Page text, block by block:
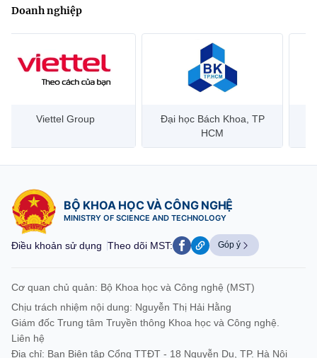
Doanh nghiệp
Đại học Bách Khoa, TP
Bưu điện Việt Nam –
Vietnam Post
BỘ KHOA HỌC VÀ CÔNG NGHỆ
MINISTRY OF SCIENCE AND TECHNOLOGY
Điều khoản sử dụng Theo dõi MST: Góp ý
Cơ quan chủ quản: Bộ Khoa học và Công nghệ (MST)
Chịu trách nhiệm nội dung: Nguyễn Thị Hải Hằng
Giám đốc Trung tâm Truyền thông Khoa học và Công nghệ.
Liên hệ
Địa chỉ: Ban Biên tập Cổng TTĐT - 18 Nguyễn Du, TP. Hà Nội